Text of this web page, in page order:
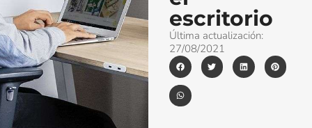
escritorio
Última actualización:
27/08/2021